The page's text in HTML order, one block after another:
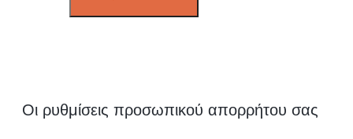
Οι ρυθμίσεις προσωπικού απορρήτου σας